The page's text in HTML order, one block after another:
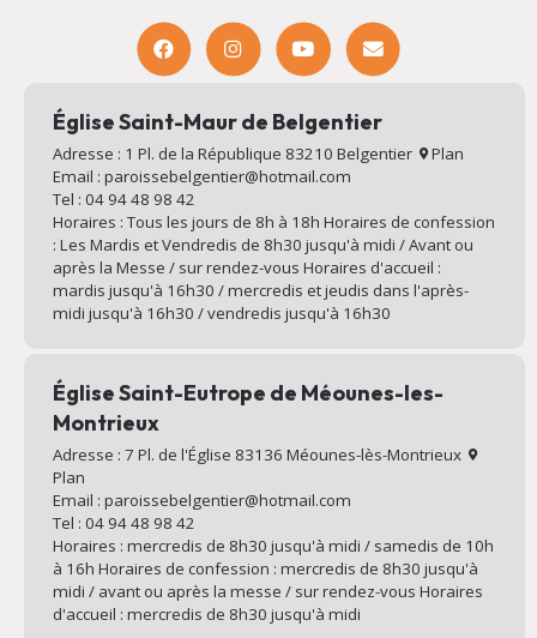
Église Saint-Maur de Belgentier
Adresse : 1 Pl. de la République 83210 Belgentier
Plan
Email : paroissebelgentier@hotmail.com
Tel : 04 94 48 98 42
Horaires : Tous les jours de 8h à 18h Horaires de confession
: Les Mardis et Vendredis de 8h30 jusqu'à midi / Avant ou
après la Messe / sur rendez-vous Horaires d'accueil :
mardis jusqu'à 16h30 / mercredis et jeudis dans l'après-
midi jusqu'à 16h30 / vendredis jusqu'à 16h30
Église Saint-Eutrope de Méounes-les-
Montrieux
Adresse : 7 Pl. de l'Église 83136 Méounes-lès-Montrieux
Plan
Email : paroissebelgentier@hotmail.com
Tel : 04 94 48 98 42
Horaires : mercredis de 8h30 jusqu'à midi / samedis de 10h
à 16h Horaires de confession : mercredis de 8h30 jusqu'à
midi / avant ou après la messe / sur rendez-vous Horaires
d'accueil : mercredis de 8h30 jusqu'à midi